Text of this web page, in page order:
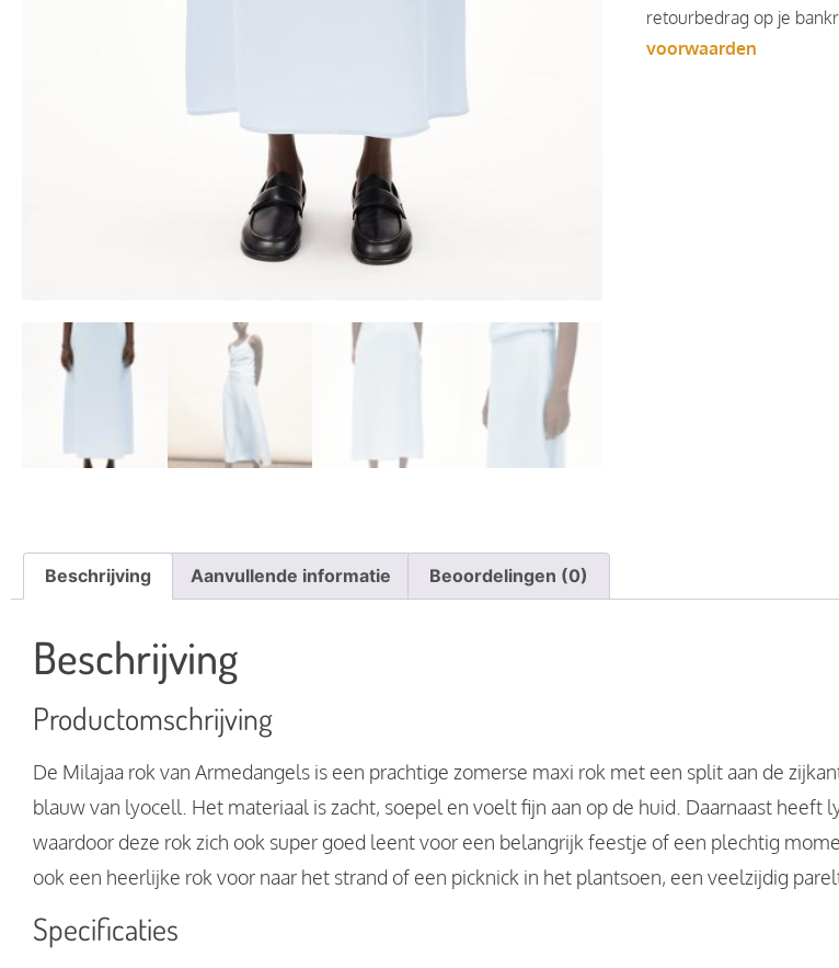
retourbedrag op je
voorwaarden
Beschrijving Aanvullende informatie Beoordelingen (0)
Beschrijving
Productomschrijving
De Milajaa rok van Armedangels is een prachtige zomerse maxi rok met een split aan de
blauw van lyocell. Het materiaal is zacht, soepel en voelt fijn aan op de huid. Daarnaast heeft
waardoor deze rok zich ook super goed leent voor een belangrijk feestje of een plechtig
ook een heerlijke rok voor naar het strand of een picknick in het plantsoen, een veelzijdig
Specificaties